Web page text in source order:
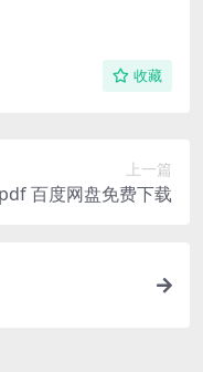
收藏
上一篇
百度网盘免费下载